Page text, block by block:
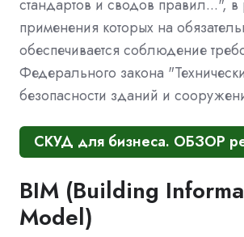
стандартов и сводов правил...", в
применения которых на
обеспечивается соблюдение
Федерального закона
безопасности зданий и
СКУД для бизнеса. ОБЗОР
BIM (Building
Model)